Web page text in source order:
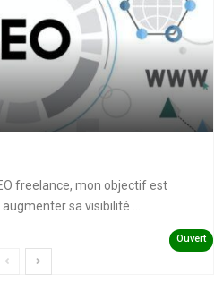
freelance, mon objectif est
sa visibilité ...
Ouvert